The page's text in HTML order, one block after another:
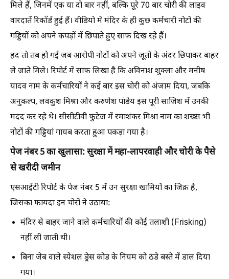
मिले हैं, जिनमें एक या दो बार नहीं, बल्कि पूरे 70 बार चोरी की लाइव
वारदातें रिकॉर्ड हुई हैं। वीडियो में मंदिर के ही कुछ कर्मचारी नोटों की
गड्डियों को अपने कपड़ों में छिपाते हुए साफ दिख रहे हैं।
हद तो तब हो गई जब आरोपी नोटों को अपने जूतों के अंदर छिपाकर बाहर
ले जाते मिले। रिपोर्ट में साफ लिखा है कि अविनाश शुक्ला और मनीष
यादव नाम के कर्मचारियों ने कई बार इस चोरी को अंजाम दिया, जबकि
अनुकल्प, लवकुश मिश्रा और करुणेश पांडेय इस पूरी साजिश में उनकी
मदद कर रहे थे। सीसीटीवी फुटेज में रमाशंकर मिश्रा नाम का शख्स भी
नोटों की गड्डियां गायब करता हुआ पकड़ा गया है।
पेज नंबर 5 का खुलासा: सुरक्षा में महा-लापरवाही और चोरी के पैसे
से खरीदी जमीन
एसआईटी रिपोर्ट के पेज नंबर 5 में उन सुरक्षा खामियों का जिक्र है,
जिसका फायदा इन चोरों ने उठाया:
मंदिर से बाहर जाने वाले कर्मचारियों की कोई तलाशी (Frisking)
नहीं ली जाती थी।
बिना जेब वाले स्पेशल ड्रेस कोड के नियम को ठंडे बस्ते में डाल दिया
गया।